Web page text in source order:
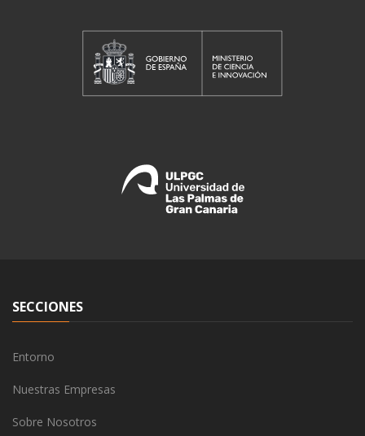
SECCIONES
Entorno
Nuestras Empresas
Sobre Nosotros